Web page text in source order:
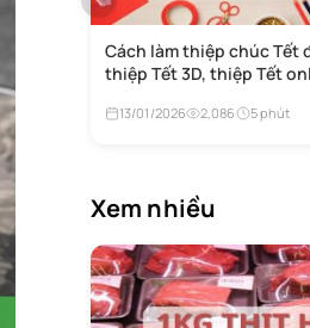
Cách làm thiệp chúc Tết
thiệp Tết 3D, thiệp Tết
13/01/2026 2,086 5 phút
Xem nhiều